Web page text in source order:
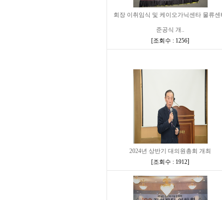
회장 이취임식 및 케이오가닉센타 물류센
준공식 개..
[조회수 : 1256]
2024년 상반기 대의원총회 개최
[조회수 : 1912]